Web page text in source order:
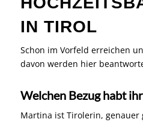
IN TIROL
Schon im Vorfeld erreichen
davon werden hier
Welchen Bezug habt
Martina ist Tirolerin, genauer